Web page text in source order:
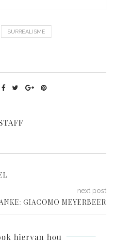
SURREALISME
next post
GIACOMO MEYERBEER
hiervan hou